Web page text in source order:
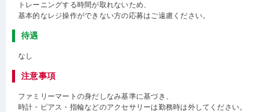
トレーニングする時間が取れないため、
基本的なレジ操作ができない方の応募はご遠慮ください。
待遇
なし
注意事項
ファミリーマートの身だしなみ基準に基づき、
時計・ピアス・指輪などのアクセサリーは勤務時は外してください。